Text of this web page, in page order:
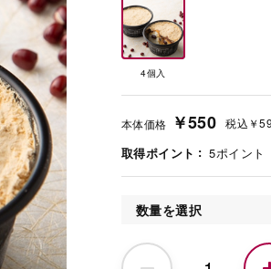
4個入
本体価格 ￥550 税込 ￥
取得ポイント 5ポイント
数量を選択